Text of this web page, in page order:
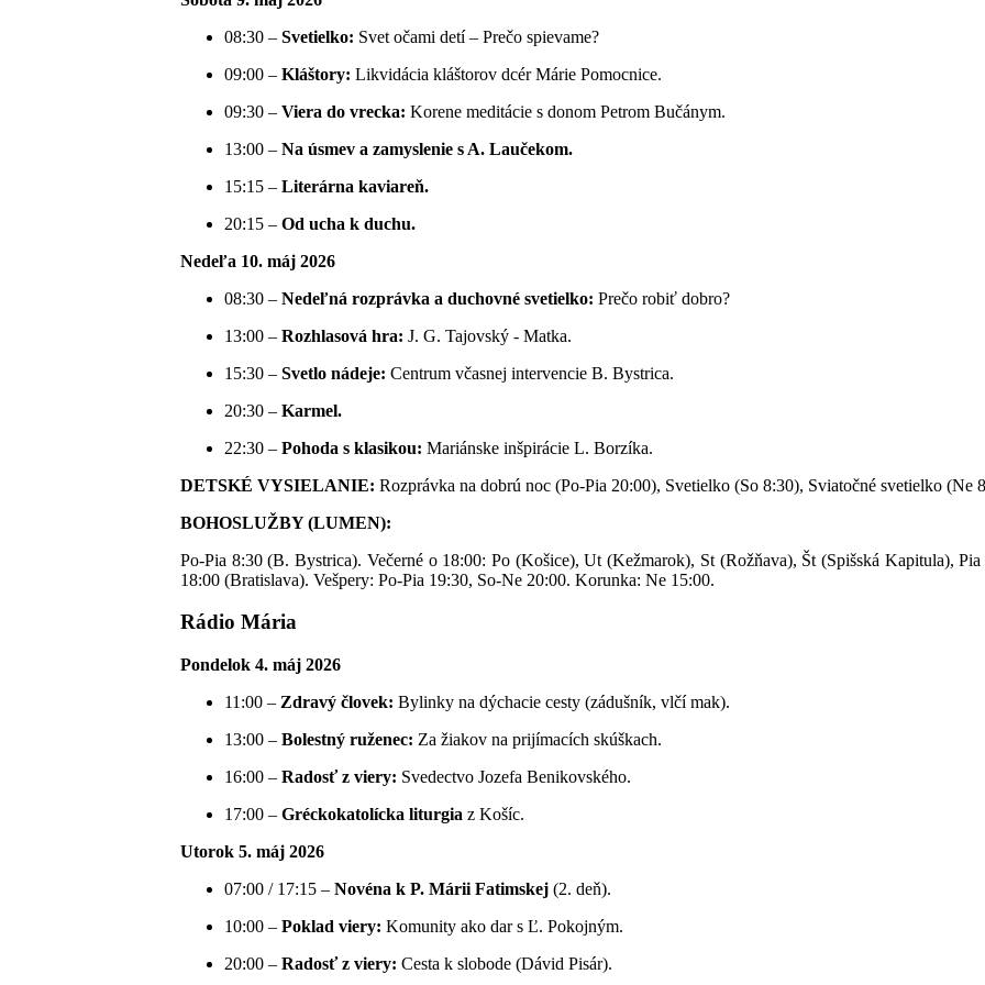
08:30 – Svetielko: Svet očami detí – Prečo spievame?
09:00 – Kláštory: Likvidácia kláštorov dcér Márie Pomocnice.
09:30 – Viera do vrecka: Korene meditácie s donom Petrom Bučánym.
13:00 – Na úsmev a zamyslenie s A. Laučekom.
15:15 – Literárna kaviareň.
20:15 – Od ucha k duchu.
Nedeľa 10. máj 2026
08:30 – Nedeľná rozprávka a duchovné svetielko: Prečo robiť dobro?
13:00 – Rozhlasová hra: J. G. Tajovský - Matka.
15:30 – Svetlo nádeje: Centrum včasnej intervencie B. Bystrica.
20:30 – Karmel.
22:30 – Pohoda s klasikou: Mariánske inšpirácie L. Borzíka.
DETSKÉ VYSIELANIE: Rozprávka na dobrú noc (Po-Pia 20:00), Svetielko (So 8:30), Sviatočné svetielko (Ne
BOHOSLUŽBY (LUMEN):
Po-Pia 8:30 (B. Bystrica). Večerné o 18:00: Po (Košice), Ut (Kežmarok), St (Rožňava), Št (Spišská Kapitula),
18:00 (Bratislava). Vešpery: Po-Pia 19:30, So-Ne 20:00. Korunka: Ne 15:00.
Rádio Mária
Pondelok 4. máj 2026
11:00 – Zdravý človek: Bylinky na dýchacie cesty (zádušník, vlčí mak).
13:00 – Bolestný ruženec: Za žiakov na prijímacích skúškach.
16:00 – Radosť z viery: Svedectvo Jozefa Benikovského.
17:00 – Gréckokatolícka liturgia z Košíc.
Utorok 5. máj 2026
07:00 / 17:15 – Novéna k P. Márii Fatimskej (2. deň).
10:00 – Poklad viery: Komunity ako dar s Ľ. Pokojným.
20:00 – Radosť z viery: Cesta k slobode (Dávid Pisár).